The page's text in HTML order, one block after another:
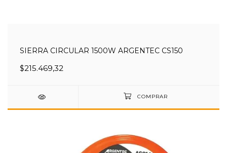
SIERRA CIRCULAR 1500W ARGENTEC CS150
$215.469,32